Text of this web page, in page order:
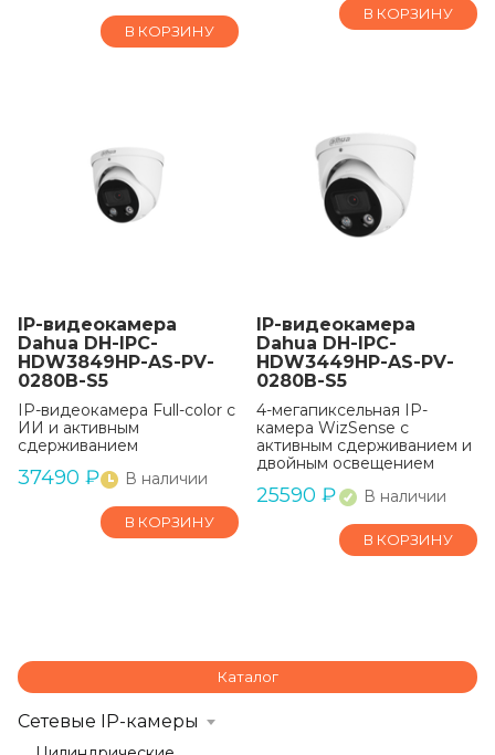
В КОРЗИНУ
В КОРЗИНУ
IP-видеокамера
Dahua DH-IPC-
HDW3849HP-AS-PV-
0280B-S5
IP-видеокамера Full-color с
ИИ и активным
сдерживанием
37490 ₽ В наличии
В КОРЗИНУ
IP-видеокамера
Dahua DH-IPC-
HDW3449HP-AS-PV-
0280B-S5
4-мегапиксельная IP-
камера WizSense с
активным сдерживанием и
двойным освещением
25590 ₽ В наличии
В КОРЗИНУ
Каталог
Сетевые IP-камеры